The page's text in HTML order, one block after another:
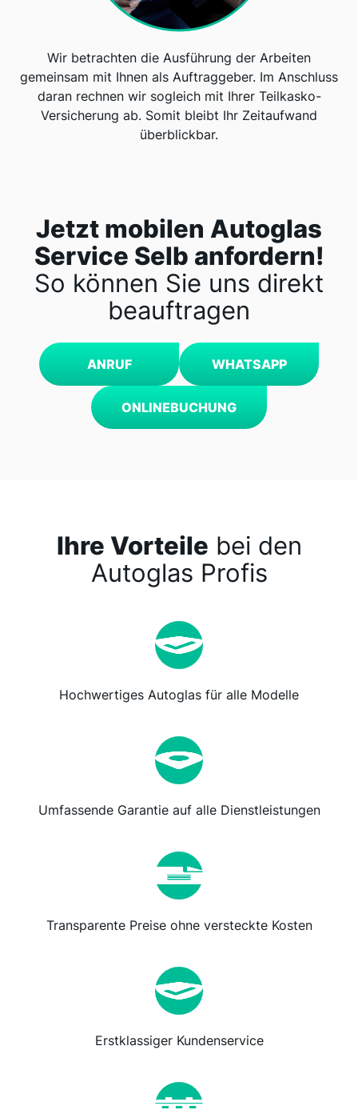
Wir betrachten die Ausführung der Arbeiten
gemeinsam mit Ihnen als Auftraggeber. Im Anschluss
daran rechnen wir sogleich mit Ihrer Teilkasko-
Versicherung ab. Somit bleibt Ihr Zeitaufwand
überblickbar.
Jetzt mobilen Autoglas
Service Selb anfordern!
So können Sie uns direkt
beauftragen
ANRUF WHATSAPP
ONLINEBUCHUNG
Ihre Vorteile bei den
Autoglas Profis
Hochwertiges Autoglas für alle Modelle
Umfassende Garantie auf alle Dienstleistungen
Transparente Preise ohne versteckte Kosten
Erstklassiger Kundenservice